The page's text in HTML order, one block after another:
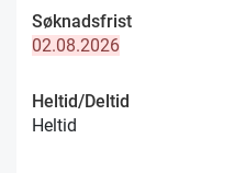
Søknadsfrist
02.08.2026
Heltid/Deltid
Heltid